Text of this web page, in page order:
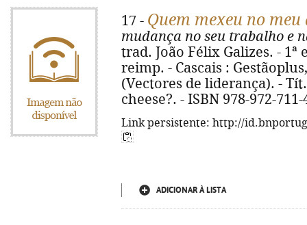
17 - Quem mexeu no meu
mudança no seu trabalho e
trad. João Félix Galizes. - 1ª
reimp. - Cascais :
(Vectores de liderança). -
cheese?. - ISBN 978-972-711-
Link persistente: http://
ADICIONAR À LISTA